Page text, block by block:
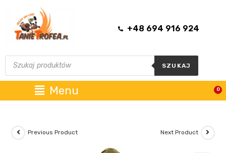
+48 694 916 924
SZUKAJ
Menu 0
Previous Product Next Product